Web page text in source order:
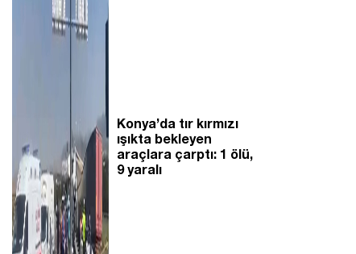
Konya’da tır kırmızı
ışıkta bekleyen
araçlara çarptı: 1 ölü,
9 yaralı